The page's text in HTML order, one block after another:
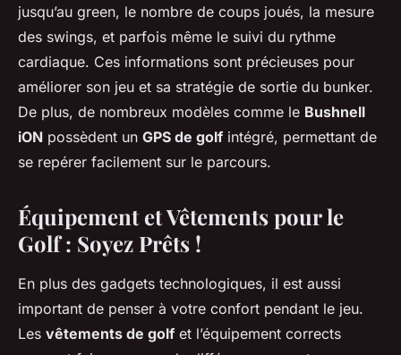
jusqu’au green, le nombre de coups joués, la mesure
des swings, et parfois même le suivi du rythme
cardiaque. Ces informations sont précieuses pour
améliorer son jeu et sa stratégie de sortie du bunker.
De plus, de nombreux modèles comme le Bushnell
iON possèdent un GPS de golf intégré, permettant de
se repérer facilement sur le parcours.
Équipement et Vêtements pour le
Golf : Soyez Prêts !
En plus des gadgets technologiques, il est aussi
important de penser à votre confort pendant le jeu.
Les vêtements de golf et l’équipement corrects